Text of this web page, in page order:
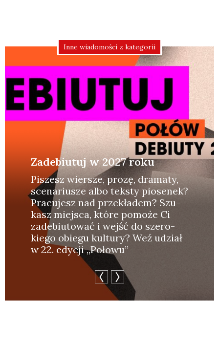
Inne wiadomości z kategorii
Zadebiutuj w 2027 roku
Piszesz wier­sze, pro­zę, dra­ma­ty,
sce­na­riu­sze albo tek­sty pio­se­nek?
Pra­cu­jesz nad prze­kła­dem? Szu­
kasz miej­sca, któ­re pomo­że Ci
zade­biu­to­wać i wejść do sze­ro­
kie­go obie­gu kul­tu­ry? Weź udział
w 22. edy­cji „Poło­wu”